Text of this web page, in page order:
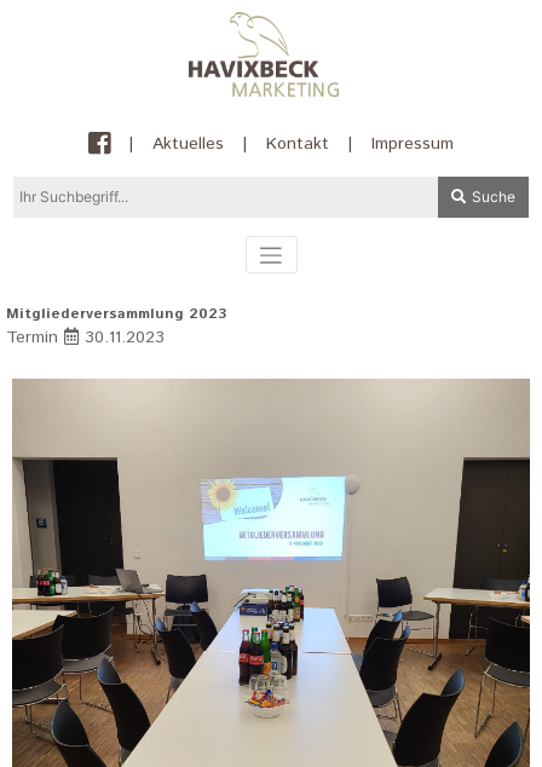
| Aktuelles | Kontakt | Impressum
Suche
Mitgliederversammlung 2023
Termin 30.11.2023